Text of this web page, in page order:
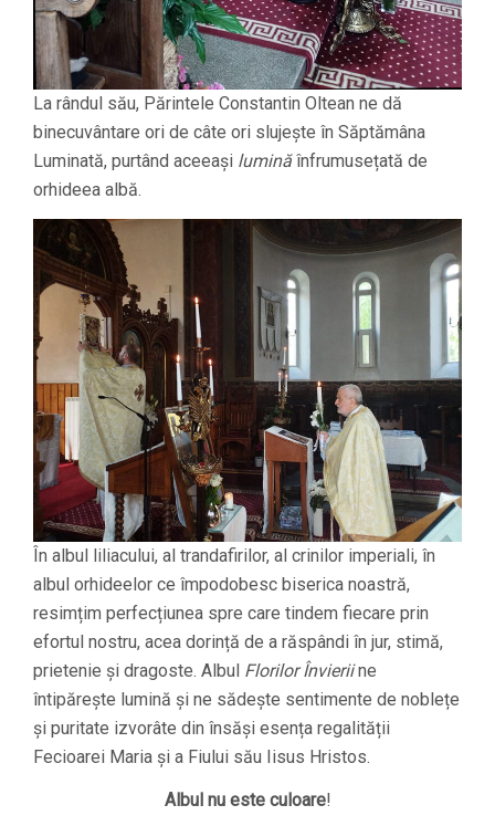
La rândul său, Părintele Constantin Oltean ne dă
binecuvântare ori de câte ori slujește în Săptămâna
Luminată, purtând aceeași luminăînfrumusețată de
orhideea albă.
În albul liliacului, al trandafirilor, al crinilor imperiali, în
albul orhideelor ce împodobesc biserica noastră,
resimțim perfecțiunea spre care tindem fiecare prin
efortul nostru, acea dorință de a răspândi în jur, stimă,
prietenie și dragoste. Albul Florilor Învieriine
întipărește lumină și ne sădește sentimente de noblețe
și puritate izvorâte din însăși esența regalității
Fecioarei Maria și a Fiului său Iisus Hristos.
Albul nu este culoare!